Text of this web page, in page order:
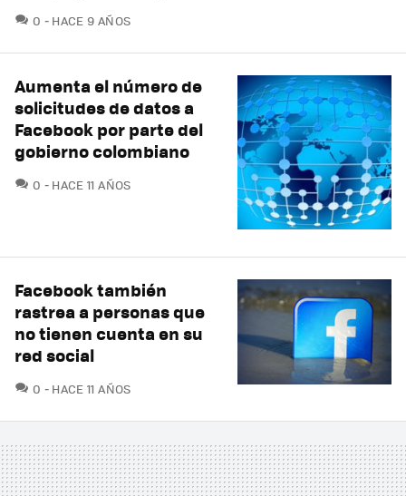
0 COMENTARIOS
HACE 9 AÑOS
Aumenta el número de
solicitudes de datos a
Facebook por parte del
gobierno colombiano
0 COMENTARIOS
HACE 11 AÑOS
Facebook también
rastrea a personas que
no tienen cuenta en su
red social
0 COMENTARIOS
HACE 11 AÑOS